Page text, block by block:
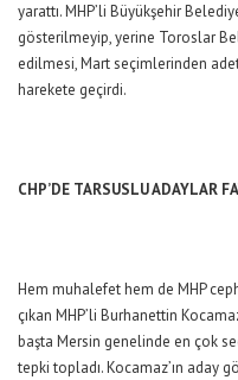
yarattı. MHP’li Büyükşehir
gösterilmeyip, yerine Toroslar
edilmesi, Mart seçimlerinden
harekete geçirdi.
CHP’DE TARSUSLU ADAYLAR
Hem muhalefet hem de MHP
çıkan MHP’li Burhanettin
başta Mersin genelinde en çok
tepki topladı. Kocamaz’ın aday